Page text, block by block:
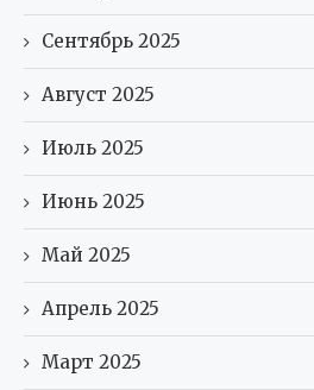
Сентябрь 2025
Август 2025
Июль 2025
Июнь 2025
Май 2025
Апрель 2025
Март 2025